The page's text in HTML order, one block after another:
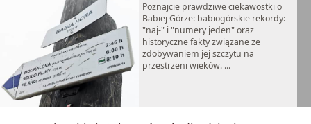
Poznajcie prawdziwe ciekawostki o
Babiej Górze: babiogórskie rekordy:
"naj-" i "numery jeden" oraz
historyczne fakty związane ze
zdobywaniem jej szczytu na
przestrzeni wieków. ...